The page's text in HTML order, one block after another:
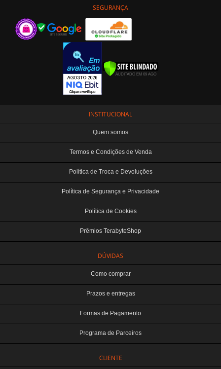
SEGURANÇA
INSTITUCIONAL
Quem somos
Termos e Condições de Venda
Política de Troca e Devoluções
Política de Segurança e Privacidade
Política de Cookies
Prêmios TerabyteShop
DÚVIDAS
Como comprar
Prazos e entregas
Formas de Pagamento
Programa de Parceiros
CLIENTE